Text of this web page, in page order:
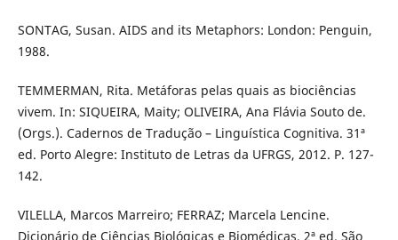
SONTAG, Susan. AIDS and its Metaphors: London: Penguin,
1988.
TEMMERMAN, Rita. Metáforas pelas quais as biociências
vivem. In: SIQUEIRA, Maity; OLIVEIRA, Ana Flávia Souto de.
(Orgs.). Cadernos de Tradução – Linguística Cognitiva. 31ª
ed. Porto Alegre: Instituto de Letras da UFRGS, 2012. P. 127-
142.
VILELLA, Marcos Marreiro; FERRAZ; Marcela Lencine.
Dicionário de Ciências Biológicas e Biomédicas. 2ª ed. São